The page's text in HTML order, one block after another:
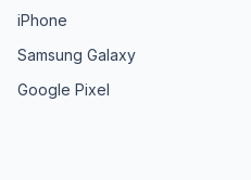
iPhone
Samsung Galaxy
Google Pixel